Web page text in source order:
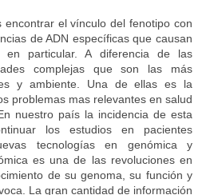
el vínculo del fenotipo con
de ADN específicas que causan
particular. A diferencia de las
complejas que son las más
y ambiente. Una de ellas es la
problemas mas relevantes en salud
nuestro país la incidencia de esta
los estudios en pacientes
tecnologías en genómica y
es una de las revoluciones en
de su genoma, su función y
La gran cantidad de información